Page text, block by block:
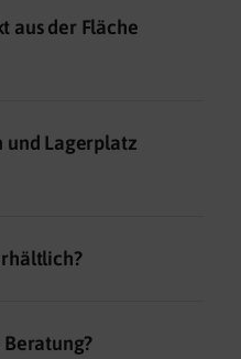
aus der Fläche
und Lagerplatz